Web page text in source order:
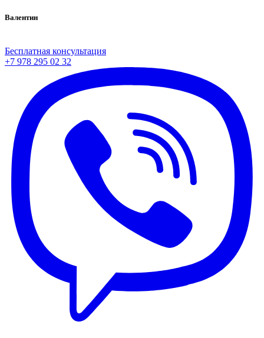
Валентин
Бесплатная консультация
+7 978 295 02 32